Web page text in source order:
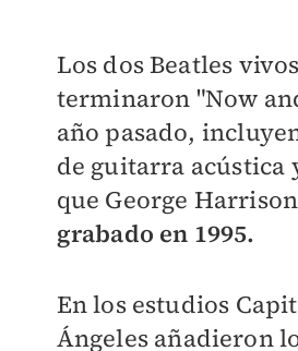
Los dos Beatles vivos
terminaron "Now
año pasado,
de guitarra acústica
que George Harrison
grabado en 1995.
En los estudios
Ángeles añadieron